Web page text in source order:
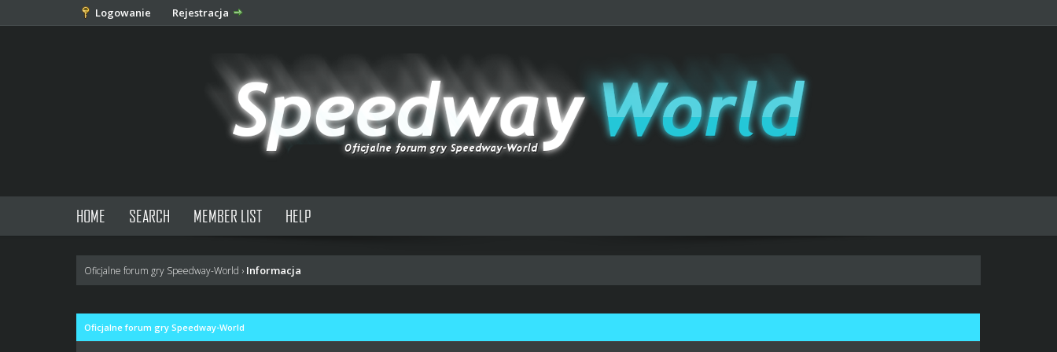
Logowanie Rejestracja
HOME SEARCH MEMBER LIST HELP
Oficjalne forum gry Speedway-World › Informacja
Oficjalne forum gry Speedway-World